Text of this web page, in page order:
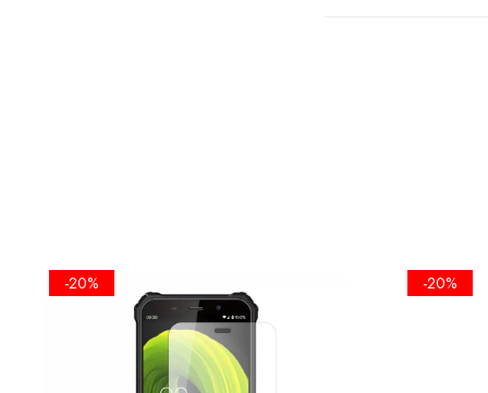
•KIT
-20% -20%